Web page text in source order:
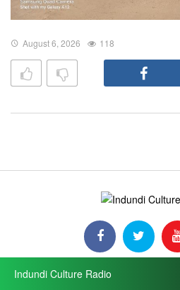
August 6, 2026 118
Indundi Culture Radio